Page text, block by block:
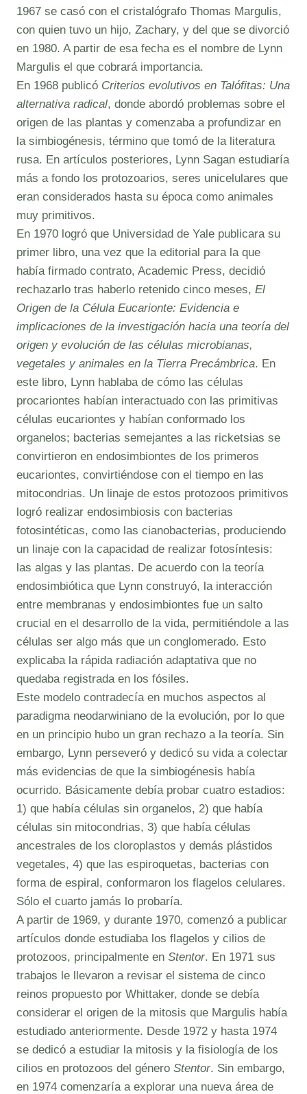
1967 se casó con el cristalógrafo Thomas Margulis,
con quien tuvo un hijo, Zachary, y del que se divorció
en 1980. A partir de esa fecha es el nombre de Lynn
Margulis el que cobrará importancia.
En 1968 publicó Criterios evolutivos en Talófitas: Una
alternativa radical, donde abordó problemas sobre el
origen de las plantas y comenzaba a profundizar en
la simbiogénesis, término que tomó de la literatura
rusa. En artículos posteriores, Lynn Sagan estudiaría
más a fondo los protozoarios, seres unicelulares que
eran considerados hasta su época como animales
muy primitivos.
En 1970 logró que Universidad de Yale publicara su
primer libro, una vez que la editorial para la que
había firmado contrato, Academic Press, decidió
rechazarlo tras haberlo retenido cinco meses, El
Origen de la Célula Eucarionte: Evidencia e
implicaciones de la investigación hacia una teoría del
origen y evolución de las células microbianas,
vegetales y animales en la Tierra Precámbrica. En
este libro, Lynn hablaba de cómo las células
procariontes habían interactuado con las primitivas
células eucariontes y habían conformado los
organelos; bacterias semejantes a las ricketsias se
convirtieron en endosimbiontes de los primeros
eucariontes, convirtiéndose con el tiempo en las
mitocondrias. Un linaje de estos protozoos primitivos
logró realizar endosimbiosis con bacterias
fotosintéticas, como las cianobacterias, produciendo
un linaje con la capacidad de realizar fotosíntesis:
las algas y las plantas. De acuerdo con la teoría
endosimbiótica que Lynn construyó, la interacción
entre membranas y endosimbiontes fue un salto
crucial en el desarrollo de la vida, permitiéndole a las
células ser algo más que un conglomerado. Esto
explicaba la rápida radiación adaptativa que no
quedaba registrada en los fósiles.
Este modelo contradecía en muchos aspectos al
paradigma neodarwiniano de la evolución, por lo que
en un principio hubo un gran rechazo a la teoría. Sin
embargo, Lynn perseveró y dedicó su vida a colectar
más evidencias de que la simbiogénesis había
ocurrido. Básicamente debía probar cuatro estadios:
1) que había células sin organelos, 2) que había
células sin mitocondrias, 3) que había células
ancestrales de los cloroplastos y demás plástidos
vegetales, 4) que las espiroquetas, bacterias con
forma de espiral, conformaron los flagelos celulares.
Sólo el cuarto jamás lo probaría.
A partir de 1969, y durante 1970, comenzó a publicar
artículos donde estudiaba los flagelos y cilios de
protozoos, principalmente en Stentor. En 1971 sus
trabajos le llevaron a revisar el sistema de cinco
reinos propuesto por Whittaker, donde se debía
considerar el origen de la mitosis que Margulis había
estudiado anteriormente. Desde 1972 y hasta 1974
se dedicó a estudiar la mitosis y la fisiología de los
cilios en protozoos del género Stentor. Sin embargo,
en 1974 comenzaría a explorar una nueva área de